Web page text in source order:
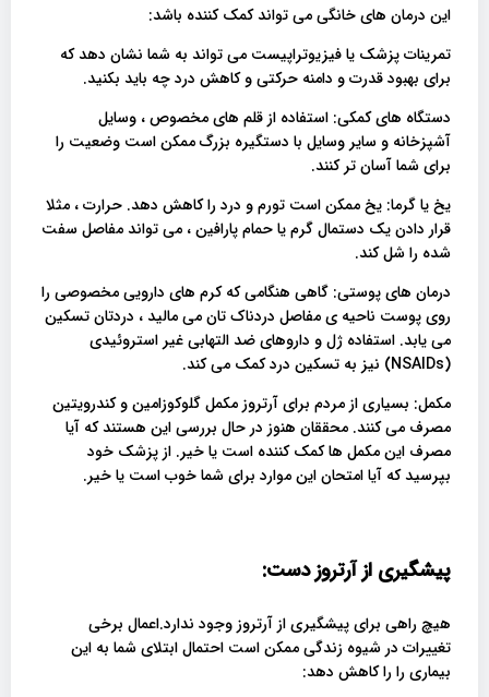
این درمان های خانگی می تواند کمک کننده باشد:
تمرینات پزشک یا فیزیوتراپیست می تواند به شما نشان دهد که
برای بهبود قدرت و دامنه حرکتی و کاهش درد چه باید بکنید.
دستگاه های کمکی: استفاده از قلم های مخصوص ، وسایل
آشپزخانه و سایر وسایل با دستگیره بزرگ ممکن است وضعیت را
برای شما آسان تر کنند.
یخ یا گرما: یخ ممکن است تورم و درد را کاهش دهد. حرارت ، مثلا
قرار دادن یک دستمال گرم یا حمام پارافین ، می تواند مفاصل سفت
شده را شل کند.
درمان های پوستی: گاهی هنگامی که کرم های دارویی مخصوصی را
روی پوست ناحیه ی مفاصل دردناک تان می مالید ، دردتان تسکین
می یابد. استفاده ژل و داروهای ضد التهابی غیر استروئیدی
(NSAIDs) نیز به تسکین درد کمک می کند.
مکمل: بسیاری از مردم برای آرتروز مکمل گلوکوزامین و کندرویتین
مصرف می کنند. محققان هنوز در حال بررسی این هستند که آیا
مصرف این مکمل ها کمک کننده است یا خیر. از پزشک خود
بپرسید که آیا امتحان این موارد برای شما خوب است یا خیر.
پیشگیری از آرتروز دست:
هیچ راهی برای پیشگیری از آرتروز وجود ندارد.اعمال برخی
تغییرات در شیوه زندگی ممکن است احتمال ابتلای شما به این
بیماری را را کاهش دهد: